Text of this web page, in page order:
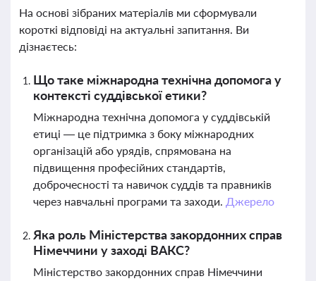
На основі зібраних матеріалів ми сформували
короткі відповіді на актуальні запитання. Ви
дізнаєтесь:
Що таке міжнародна технічна допомога у
контексті суддівської етики?
Міжнародна технічна допомога у суддівській
етиці — це підтримка з боку міжнародних
організацій або урядів, спрямована на
підвищення професійних стандартів,
доброчесності та навичок суддів та правників
через навчальні програми та заходи. Джерело
Яка роль Міністерства закордонних справ
Німеччини у заході ВАКС?
Міністерство закордонних справ Німеччини